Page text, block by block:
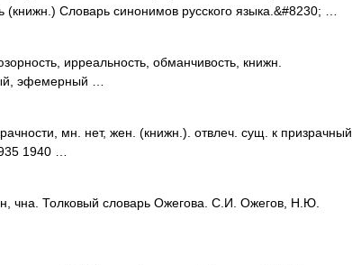
(книжн.) Словарь синонимов русского языка.&#8230; …
ирреальность, обманчивость, книжн.
эфемерный …
мн. нет, жен. (книжн.). отвлеч. сущ. к призрачный.
1940 …
Толковый словарь Ожегова. С.И. Ожегов, Н.Ю.